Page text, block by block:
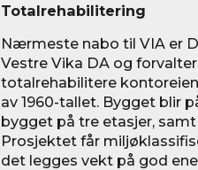
Totalrehabilitering
Nærmeste nabo til VIA er
Vestre Vika DA og
totalrehabilitere
av 1960-tallet. Bygget blir
bygget på tre etasjer,
Prosjektet får
det legges vekt på god